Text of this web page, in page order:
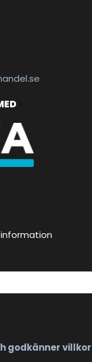
godkänner